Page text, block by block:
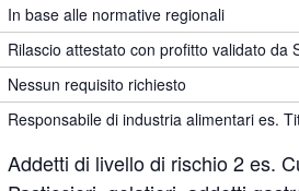
In base alle normative regionali
Rilascio attestato con profitto validato da
Nessun requisito richiesto
Responsabile di industria alimentari es.
Addetti di livello di rischio 2 es.